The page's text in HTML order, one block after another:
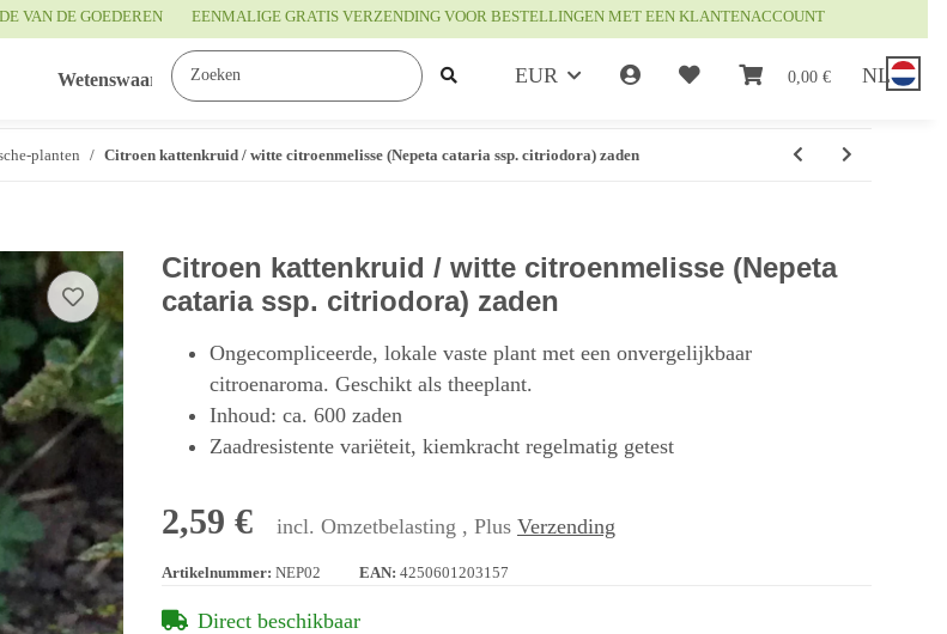
VAN DE GOEDEREN EENMALIGE GRATIS VERZENDING VOOR BESTELLINGEN MET EEN KLANTENACCOUNT
EUR 0,00 € NL
Wetenswaardigheden
planten Citroen kattenkruid / witte citroenmelisse (Nepeta cataria ssp. citriodora) zaden
Citroen kattenkruid / witte citroenmelisse (Nepeta
cataria ssp. citriodora) zaden
Ongecompliceerde, lokale vaste plant met een onvergelijkbaar
citroenaroma. Geschikt als theeplant.
Inhoud: ca. 600 zaden
Zaadresistente variëteit, kiemkracht regelmatig getest
2,59 € incl. Omzetbelasting , Plus Verzending
Artikelnummer: NEP02 EAN: 4250601203157
Direct beschikbaar